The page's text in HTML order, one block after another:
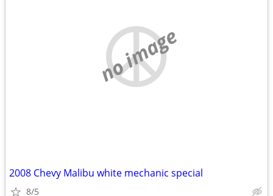
no image
2008 Chevy Malibu white mechanic special
8/5